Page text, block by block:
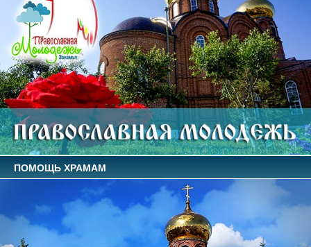
ПОМОЩЬ ХРАМАМ